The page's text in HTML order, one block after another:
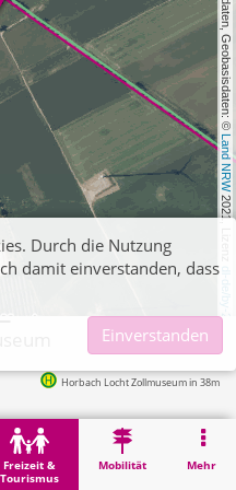
, Kartendaten, Geobasisdaten: ©
Land NRW
2021, Lizenz
dl-de/by-2-0
Freizeit &
Tourismus
Mobilität Mehr
Horbach Locht Zollmuseum in 38m
Durch die Nutzung
damit einverstanden, dass
Einverstanden